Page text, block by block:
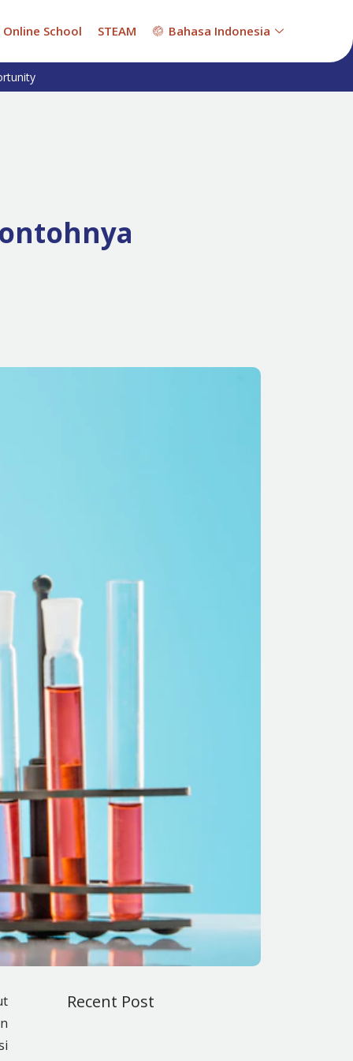
Online School STEAM Bahasa Indonesia
Recent Post